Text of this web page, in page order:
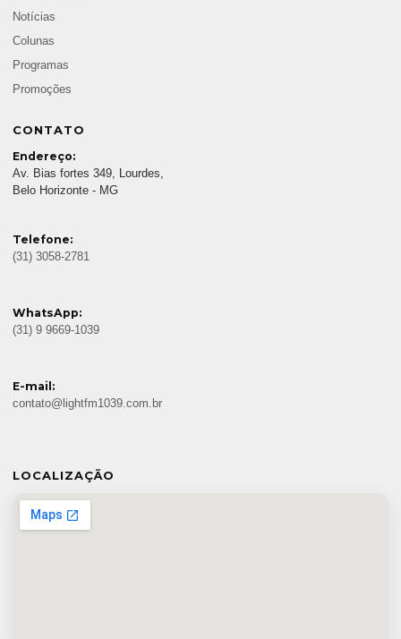
Notícias
Colunas
Programas
Promoções
CONTATO
Endereço:
Av. Bias fortes 349, Lourdes,
Belo Horizonte - MG
Telefone:
(31) 3058-2781
WhatsApp:
(31) 9 9669-1039
E-mail:
contato@lightfm1039.com.br
LOCALIZAÇÃO